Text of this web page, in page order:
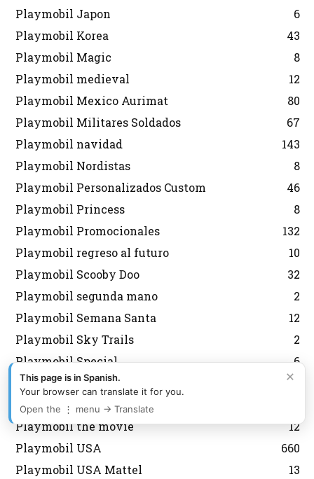
Playmobil Japon
6
Playmobil Korea
43
Playmobil Magic
8
Playmobil medieval
12
Playmobil Mexico Aurimat
80
Playmobil Militares Soldados
67
Playmobil navidad
143
Playmobil Nordistas
8
Playmobil Personalizados Custom
46
Playmobil Princess
8
Playmobil Promocionales
132
Playmobil regreso al futuro
10
Playmobil Scooby Doo
32
Playmobil segunda mano
2
Playmobil Semana Santa
12
Playmobil Sky Trails
2
Playmobil Special
6
Playmobil Special Plus
13
Playmobil Sudistas Confederados
Playmobil the movie
12
Playmobil USA
660
Playmobil USA Mattel
13
×
This page is in Spanish.
Your browser can translate it for you.
Open the ⋮ menu → Translate